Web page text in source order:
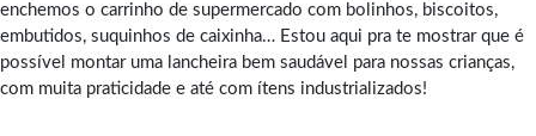
enchemos o carrinho de supermercado com bolinhos, biscoitos,
embutidos, suquinhos de caixinha… Estou aqui pra te mostrar que é
possível montar uma lancheira bem saudável para nossas crianças,
com muita praticidade e até com ítens industrializados!